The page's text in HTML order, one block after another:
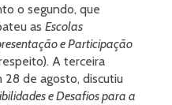
o segundo, que
as Escolas
e Participação
A terceira
28 de agosto, discutiu
e Desafios para a